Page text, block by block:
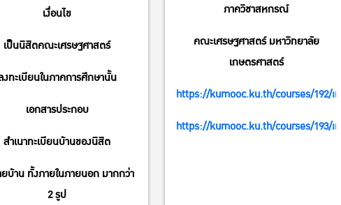
เงื่อนไข
เป็นนิสิตคณะเศรษฐศาสตร์
งทะเบียนในภาคการศึกษานั้น
เอกสารประกอบ
สำเนาทะเบียนบ้านของนิสิต
บ้าน ทั้งภายในภายนอก มากกว่า
2 รูป
ภาควิชาสหกรณ์
คณะเศรษฐศาสตร์ มหาวิทยาลัย
เกษตรศาสตร์
https://kumooc.ku.th/courses/192/info
https://kumooc.ku.th/courses/193/info